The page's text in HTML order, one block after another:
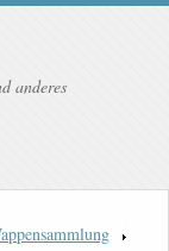
anderes